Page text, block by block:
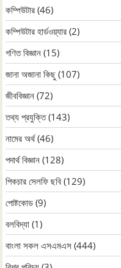
কম্পিউটার (46)
কম্পিউটার হার্ডওয়্যার (2)
গণিত বিজ্ঞান (15)
জানা অজানা কিছু (107)
জীববিজ্ঞান (72)
তথ্য প্রযুক্তি(143)
নামের অর্থ(46)
পদার্থ বিজ্ঞান (128)
পিকচার সেলফি ছবি (129)
পোষ্টকোড (9)
বলবিদ্যা (1)
বাংলা সকল এসএমএস (444)